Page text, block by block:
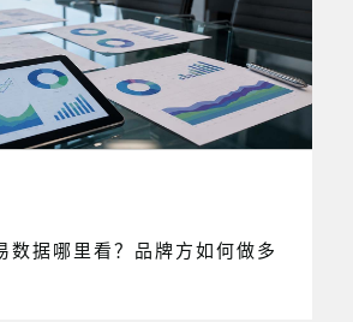
数据哪里看？品牌方如何做多